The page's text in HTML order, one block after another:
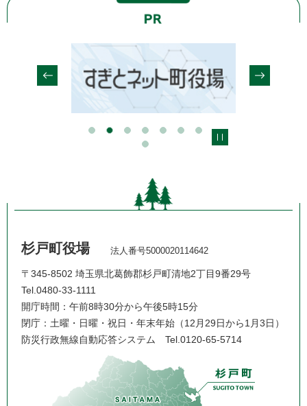
杉戸町役場 法人番号5000020114642
〒345-8502 埼玉県北葛飾郡杉戸町清地2丁目9番29号
Tel.0480-33-1111
開庁時間：午前8時30分から午後5時15分
閉庁：土曜・日曜・祝日・年末年始（12月29日から1月3日）
防災行政無線自動応答システム Tel.0120-65-5714